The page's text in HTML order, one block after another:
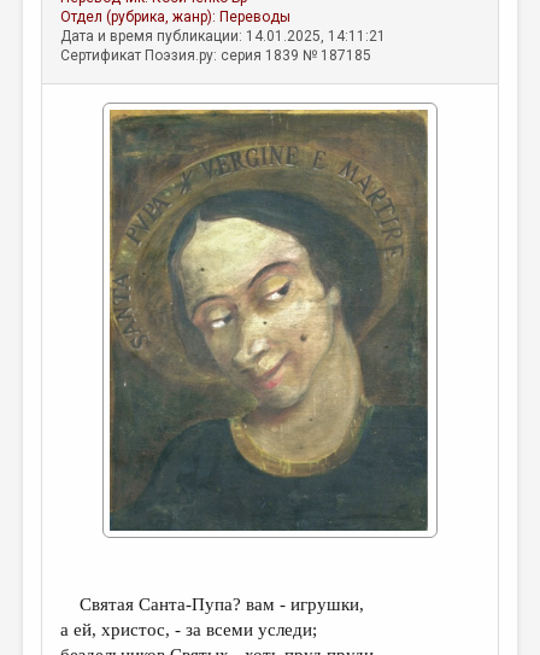
КОММЕНТАРИИ
ЛИТСАЛОН
ПРАВИЛА САЙТА
ОТДЕЛЫ И РУБРИКИ
ИЗБРАННОЕ
ДАЙДЖЕСТ
ПРОИЗВЕДЕНИЯ
ПЕРЕВОДЫ
ДЕТСКАЯ КОМНАТА
ОБЗОР ЛИТЕРАТУРЫ
ОБЪЯВЛЕНИЯ
Отдел (рубрика, жанр): Переводы
Дата и время публикации: 14.01.2025, 14:11:21
Сертификат Поэзия.ру: серия 1839 № 187185
Святая Санта-Пупа? вам - игрушки,
а ей, христос, - за всеми уследи;